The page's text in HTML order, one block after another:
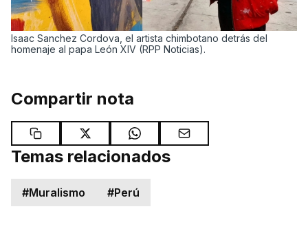
Isaac Sanchez Cordova, el artista chimbotano detrás del
homenaje al papa León XIV (RPP Noticias).
Compartir nota
Temas relacionados
#Muralismo #Perú